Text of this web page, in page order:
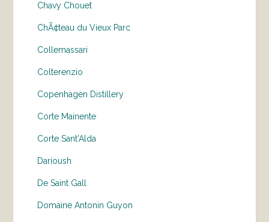
Chavy Chouet
ChÃ¢teau du Vieux Parc
Collemassari
Colterenzio
Copenhagen Distillery
Corte Mainente
Corte Sant'Alda
Darioush
De Saint Gall
Domaine Antonin Guyon